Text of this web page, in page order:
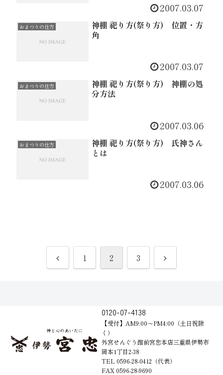
2007.03.07
おまつりの仕方
神棚 祀り方(祭り方) 位置・方
角
2007.03.07
おまつりの仕方
神棚 祀り方(祭り方) 神棚の処
分方法
2007.03.06
おまつりの仕方
神棚 祀り方(祭り方) 氏神さん
とは
2007.03.06
前
1 2 3
次
0120-07-4138
【受付】AM9:00～PM4:00（土日祝除
く）
外宮せんぐう館前宮忠本店三重県伊勢市
岡本1丁目2-38
TEL 0596-28-0412（代表）
FAX 0596-28-9690